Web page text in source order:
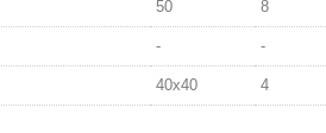
50 8
- -
40х40 4